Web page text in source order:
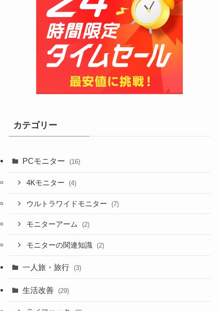
カテゴリー
PCモニター (16)
4Kモニター (4)
ウルトラワイドモニター (7)
モニターアーム (2)
モニターの関連知識 (2)
一人旅・旅行 (3)
生活改善 (29)